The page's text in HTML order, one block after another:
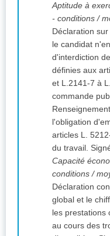
Aptitude à
- conditions /
Déclaration
le candidat
d'interdiction
définies aux
et L.2141-7 à L.2141-11 du code de la
commande
l'obligation
articles L. 5212-1 à L. 5212-11
du travail.
Capacité
conditions /
Déclaration
global et le
les prestations objet du contrat, réalisées
au cours des